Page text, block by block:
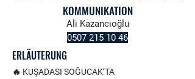
Ali Kazancıoğlu
0507 215 10 46
ERLÄUTERUNG
🔥 KUŞADASI SOĞUCAK’TA
KOMMUNIKATION